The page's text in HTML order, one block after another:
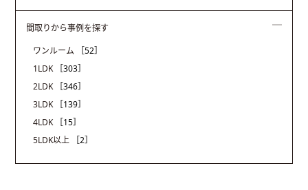
間取りから事例を探す
ワンルーム
［52］
1LDK
［303］
2LDK
［346］
3LDK
［139］
4LDK
［15］
5LDK以上
［2］